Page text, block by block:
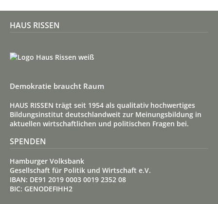
HAUS RISSEN
Demokratie braucht Raum
HAUS RISSEN trägt seit 1954 als qualitativ hoch­wertiges
Bildungs­institut deutsch­land­weit zur Meinungs­bildung in
aktuellen wirt­schaft­lichen und politischen Fragen bei.
SPENDEN
Hamburger Volksbank
Gesellschaft für Politik und Wirtschaft e.V.
IBAN: DE91 2019 0003 0019 2352 08
BIC: GENODEFIHH2